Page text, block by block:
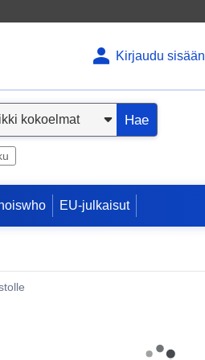
Kirjaudu sisään
Hae
EU-julkaisut